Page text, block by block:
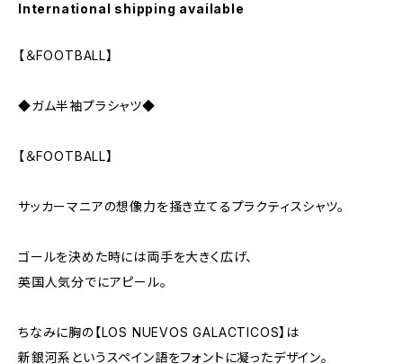
International shipping available
【＆FOOTBALL】
◆ガム半袖プラシャツ◆
【＆FOOTBALL】
サッカーマニアの想像力を掻き立てるプラクティスシャツ。
ゴールを決めた時には両手を大きく広げ、
英国人気分でにアピール。
ちなみに胸の【LOS NUEVOS GALACTICOS】は
新銀河系というスペイン語をフォントに凝ったデザイン。